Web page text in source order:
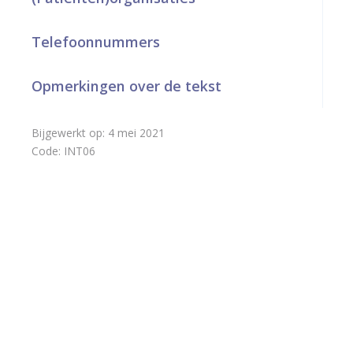
Telefoonnummers
Opmerkingen over de tekst
Bijgewerkt op: 4 mei 2021
Code: INT06